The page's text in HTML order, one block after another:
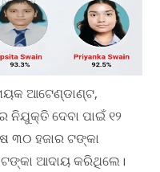
ଆଟେଣ୍ଡାଣ୍ଟ,
ନିଯୁକ୍ତି ଦେବା ପାଇଁ ୧୨
୩୦ ହଜାର ଟଙ୍କା
ଆଦାୟ କରିଥିଲେ।